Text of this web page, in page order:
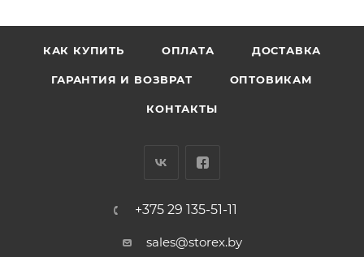
КАК КУПИТЬ ОПЛАТА ДОСТАВКА
ГАРАНТИЯ И ВОЗВРАТ ОПТОВИКАМ
КОНТАКТЫ
+375 29 135-51-11
sales@storex.by